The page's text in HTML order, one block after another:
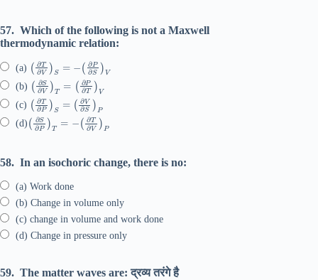
57. Which of the following is not a Maxwell
thermodynamic relation:
(a) (∂T∂V ∂ P∂S
(b) (∂S∂ V ∂ P∂ T
(c) (∂T∂P ∂ V∂S
(d) (∂S∂ P ∂T∂V
58. In an isochoric change, there is no:
(a) Work done
(b) Change in volume only
(c) change in volume and work done
(d) Change in pressure only
59. The matter waves are: द्रव्य तरंगे है